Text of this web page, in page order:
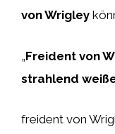
von Wrigley
„Freident von
strahlend
freident von